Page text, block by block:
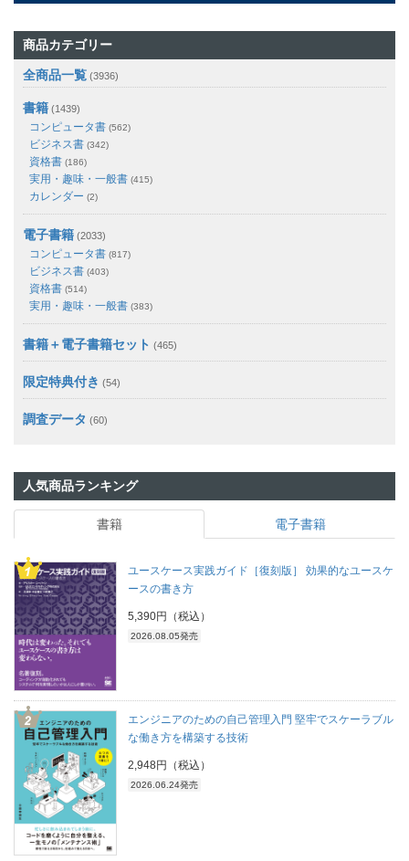
商品カテゴリー
全商品一覧 (3936)
書籍 (1439)
コンピュータ書 (562)
ビジネス書 (342)
資格書 (186)
実用・趣味・一般書 (415)
カレンダー (2)
電子書籍 (2033)
コンピュータ書 (817)
ビジネス書 (403)
資格書 (514)
実用・趣味・一般書 (383)
書籍＋電子書籍セット (465)
限定特典付き (54)
調査データ (60)
人気商品ランキング
書籍 電子書籍
ユースケース実践ガイド［復刻版］ 効果的なユースケ
ースの書き方
5,390円（税込）
2026.08.05発売
エンジニアのための自己管理入門 堅牢でスケーラブル
な働き方を構築する技術
2,948円（税込）
2026.06.24発売